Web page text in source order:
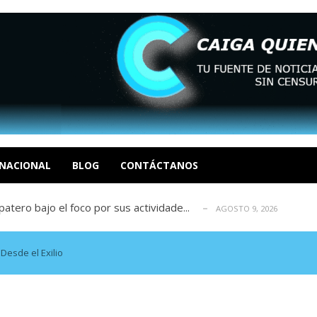
BLOG CONTÁCTANOS
en Venezuela tras finalizar su mis... AGOSTO 9, 2026
fondos para afectados por los terr... AGOSTO 9, 2026
deja un policía muerto AGOSTO 9, 2026
bajo el foco por sus actividade...
las secuelas que deja la prisión ... AGOSTO 9, 2026
en Venezuela tras finalizar su mis... AGOSTO 9, 2026
fondos para afectados por los terr...
deja un policía muerto AGOSTO 9, 2026
el Exilio